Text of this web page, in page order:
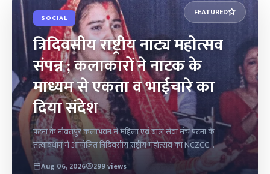
SOCIAL
त्रिदिवसीय राष्ट्रीय नाट्य महोत्सव
संपन्न ; कलाकारों ने नाटक के
माध्यम से एकता व भाईचारे का
दिया संदेश
पटना के नौबतपुर कलाभवन में महिला एवं बाल सेवा मंच पटना के
तत्वावधान में आयोजित त्रिदिवसीय राष्ट्रीय महोत्सव का NCZCC...
Aug 06, 2026 299 views
FEATURED